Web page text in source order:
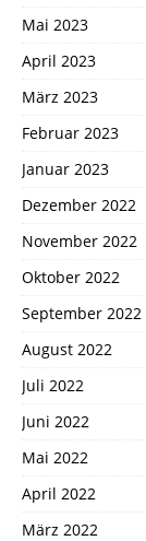
Mai 2023
April 2023
März 2023
Februar 2023
Januar 2023
Dezember 2022
November 2022
Oktober 2022
September 2022
August 2022
Juli 2022
Juni 2022
Mai 2022
April 2022
März 2022